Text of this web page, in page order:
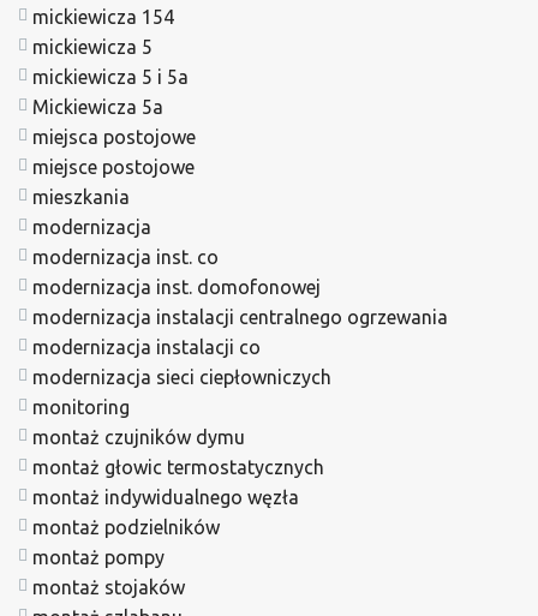
mickiewicza 154
mickiewicza 5
mickiewicza 5 i 5a
Mickiewicza 5a
miejsca postojowe
miejsce postojowe
mieszkania
modernizacja
modernizacja inst. co
modernizacja inst. domofonowej
modernizacja instalacji centralnego ogrzewania
modernizacja instalacji co
modernizacja sieci ciepłowniczych
monitoring
montaż czujników dymu
montaż głowic termostatycznych
montaż indywidualnego węzła
montaż podzielników
montaż pompy
montaż stojaków